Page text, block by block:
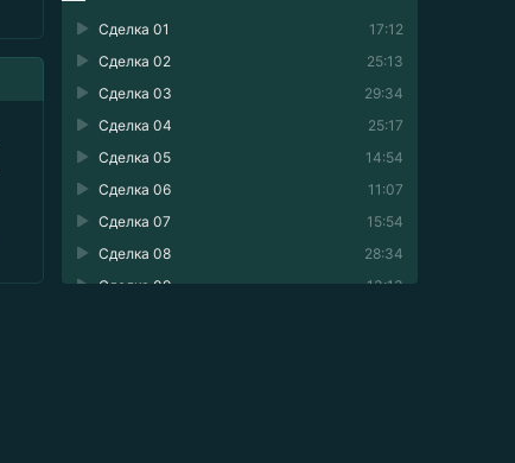
17:12
Сделка 01
25:13
Сделка 02
29:34
Сделка 03
25:17
Сделка 04
14:54
Сделка 05
11:07
Сделка 06
15:54
Сделка 07
28:34
Сделка 08
13:13
Сделка 09